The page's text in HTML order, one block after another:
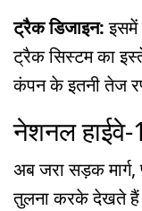
ट्रैक डिजाइन:इसमें
ट्रैक सिस्टम का
कंपन के इतनी तेज
नेशनल
अब जरा सड़क
तुलना करके देखते हैं